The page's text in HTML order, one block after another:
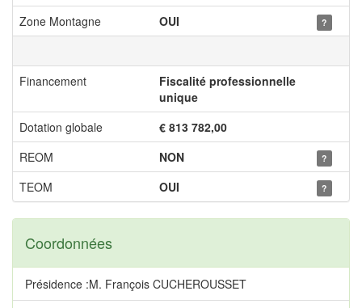
Zone Montagne
OUI ?
Financement
Fiscalité professionnelle
unique
Dotation globale
€ 813 782,00
REOM
NON ?
TEOM OUI ?
Coordonnées
Présidence :M. François CUCHEROUSSET